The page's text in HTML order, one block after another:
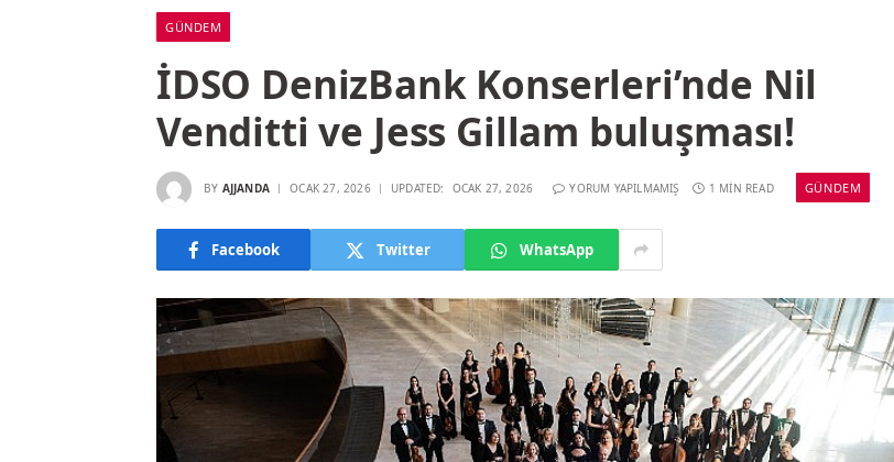
GÜNDEM
İDSO DenizBank Konserleri’nde Nil
Venditti ve Jess Gillam buluşması!
BY AJJANDA OCAK 27, 2026 UPDATED: OCAK 27, 2026 YORUM YAPILMAMIŞ 1 MIN READ GÜNDEM
Facebook Twitter WhatsApp